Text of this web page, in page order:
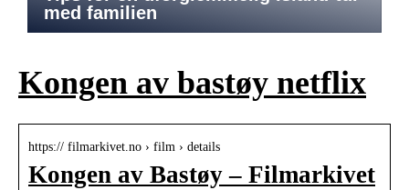
med familien
Kongen av bastøy netflix
https:// filmarkivet.no › film › details
Kongen av Bastøy – Filmarkivet